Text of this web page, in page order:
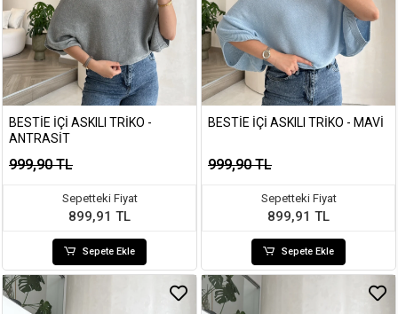
BESTIE İÇI ASKILI TRIKO -
ANTRASIT
999,90 TL
Sepetteki Fiyat
899,91 TL
Sepete Ekle
BESTIE İÇI ASKILI TRIKO - MAVI
999,90 TL
Sepetteki Fiyat
899,91 TL
Sepete Ekle